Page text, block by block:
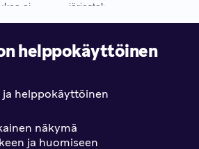
aina,
toimi
järjestelmässä.
helppokäyttöinen
helppokäyttöinen
näkymä
ja huomiseen